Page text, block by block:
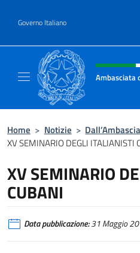
Governo Italiano
Intestazione sito,
Ambasciata
Home > Notizie >
XV SEMINARIO DEGLI ITALIANISTI
XV SEMINARIO
CUBANI
Data pubblicazione:31 Maggio